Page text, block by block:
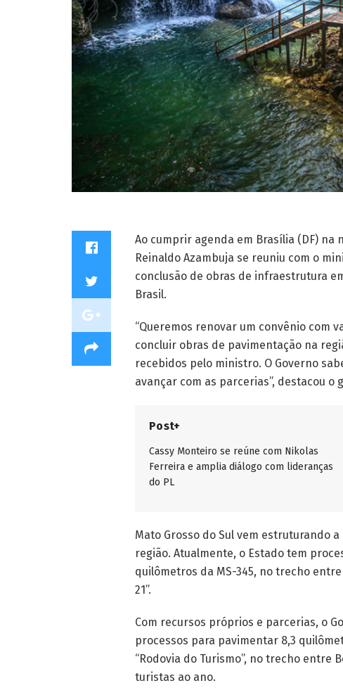
Ao cumprir agenda em Brasília (DF)
Reinaldo Azambuja se reuniu com o
conclusão de obras de infraestrutura
Brasil.
“Queremos renovar um convênio com
concluir obras de pavimentação na
recebidos pelo ministro. O Governo
avançar com as parcerias”, destacou o
Post+
Cassy Monteiro se reúne com Nikolas
Ferreira e amplia diálogo com lideranças
do PL
Mato Grosso do Sul vem estruturando
região. Atualmente, o Estado tem
quilômetros da MS-345, no trecho
21”.
Com recursos próprios e parcerias, o
processos para pavimentar 8,3
“Rodovia do Turismo”, no trecho entre
turistas ao ano.